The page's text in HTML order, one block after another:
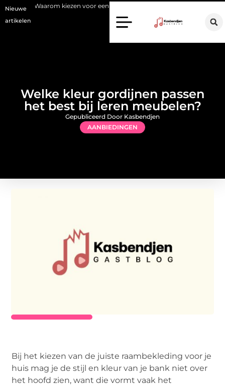
Nieuwe
artikelen
kiezen voor een stukadoor in Amersfoort?
Welke kleur gordijnen passen
het best bij leren meubelen?
AANBIEDINGEN
Gepubliceerd Door Kasbendjen
Bij het kiezen van de juiste raambekleding voor je
huis mag je de stijl en kleur van je bank niet over
het hoofd zien, want die vormt vaak het